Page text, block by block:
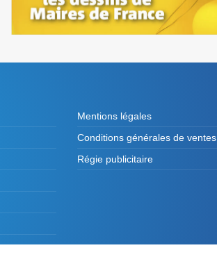
Mentions légales
Conditions générales de ventes
Régie publicitaire